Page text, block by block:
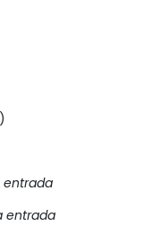
entrada
entrada